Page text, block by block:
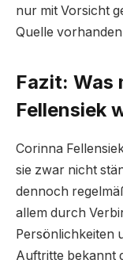
nur mit Vorsicht
Quelle vorhanden
Fazit: Was
Fellensiek
Corinna
sie zwar nicht
dennoch
allem durch
Persönlichkeiten
Auftritte bekannt